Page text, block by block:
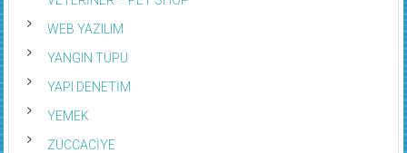
WEB YAZILIM
YANGIN TÜPÜ
YAPI DENETİM
YEMEK
ZÜCCACİYE